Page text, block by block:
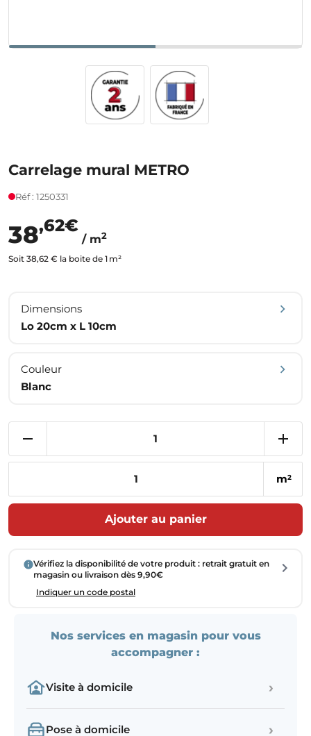
Carrelage mural METRO
Réf : 1250331
38,62€
/ m2
Soit 38,62 € la boite de 1 m²
Dimensions
Lo 20cm x L 10cm
Couleur
Blanc
m2
Ajouter au panier
Vérifiez la disponibilité de votre produit : retrait gratuit en
magasin ou livraison dès 9,90€
Indiquer un code postal
Nos services en magasin pour vous
accompagner :
Visite à domicile ›
Pose à domicile ›